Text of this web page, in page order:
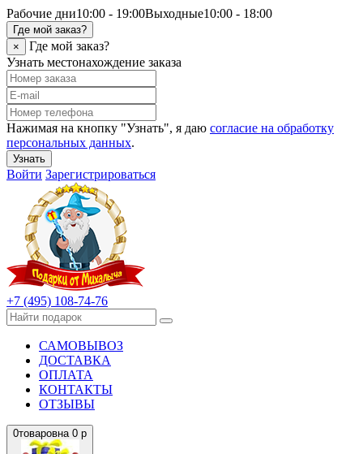
Рабочие дни10:00 - 19:00Выходные10:00 - 18:00
Где мой заказ?
×
Где мой заказ?
Узнать местонахождение заказа
Нажимая на кнопку "Узнать", я даю согласие на обработку
персональных данных.
Узнать
Войти Зарегистрироваться
+7 (495) 108-74-76
САМОВЫВОЗ
ДОСТАВКА
ОПЛАТА
КОНТАКТЫ
ОТЗЫВЫ
0товаровна 0 р